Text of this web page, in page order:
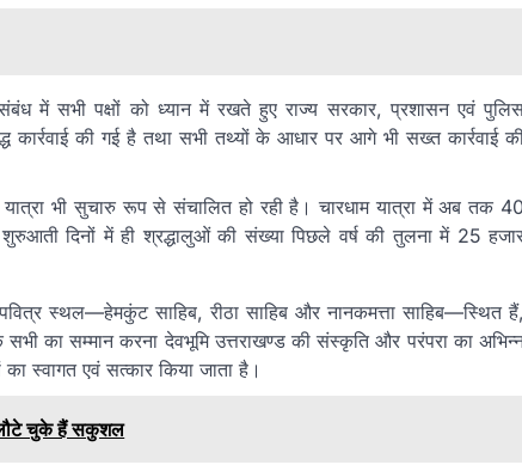
में सभी पक्षों को ध्यान में रखते हुए राज्य सरकार, प्रशासन एवं
कार्रवाई की गई है तथा सभी तथ्यों के आधार पर आगे भी सख्त कार्रवाई
भी सुचारु रूप से संचालित हो रही है। चारधाम यात्रा में अब तक 40
दिनों में ही श्रद्धालुओं की संख्या पिछले वर्ष की तुलना में 25
स्थल—हेमकुंट साहिब, रीठा साहिब और नानकमत्ता साहिब—स्थित हैं,
का सम्मान करना देवभूमि उत्तराखण्ड की संस्कृति और परंपरा का
स्वागत एवं सत्कार किया जाता है।
चुके हैं सकुशल